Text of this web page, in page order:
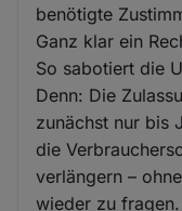
benötigte
Ganz klar ein
So sabotiert die
Denn: Die
zunächst nur bis
die
verlängern –
wieder zu